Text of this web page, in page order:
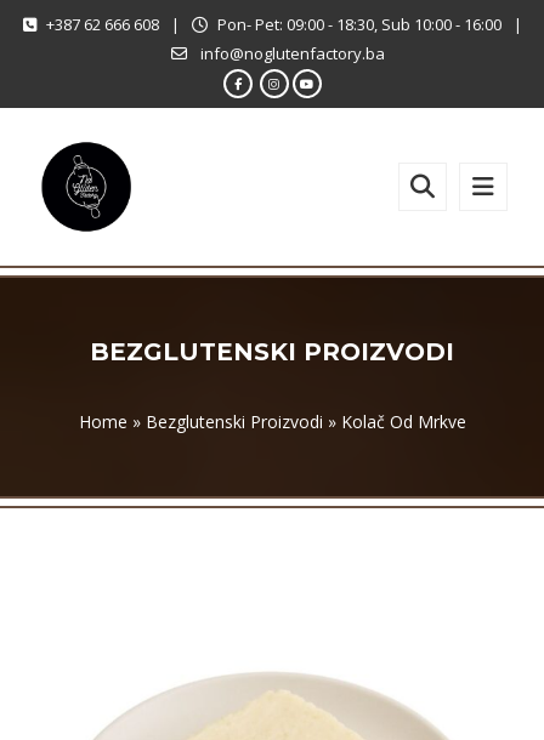
+387 62 666 608 | Pon- Pet: 09:00 - 18:30, Sub 10:00 - 16:00
|
info@noglutenfactory.ba
BEZGLUTENSKI PROIZVODI
Home » Bezglutenski Proizvodi » Kolač Od Mrkve